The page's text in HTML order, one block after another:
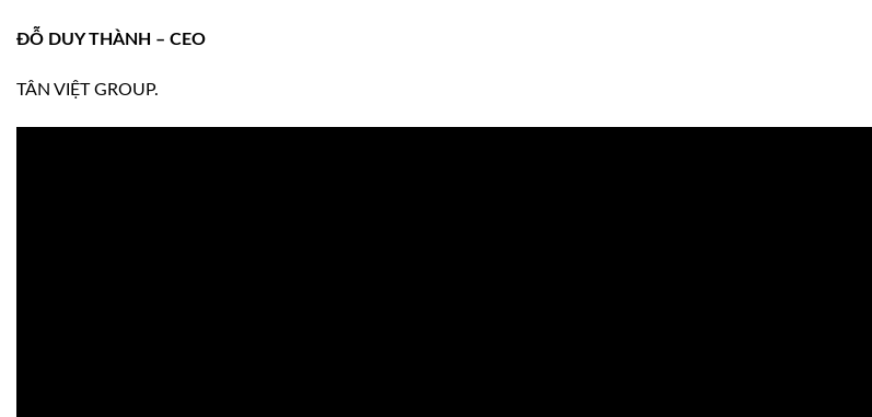
ĐỖ DUY THÀNH – CEO
TÂN VIỆT GROUP.